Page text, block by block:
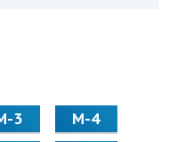
3
М-4